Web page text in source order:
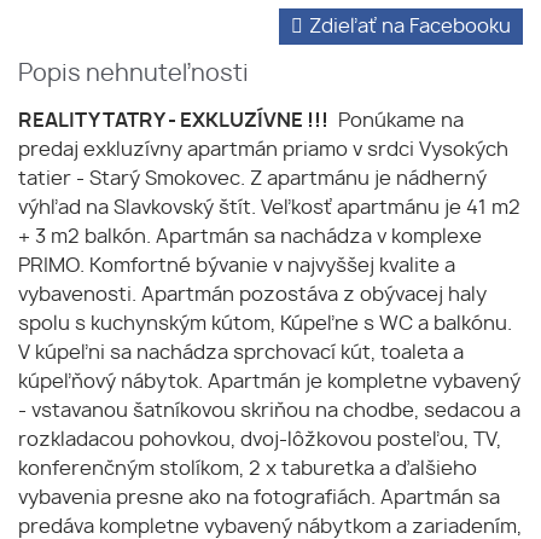
Popis nehnuteľnosti
Zdieľať na Facebooku
REALITY TATRY - EXKLUZÍVNE !!!
Ponúkame na
predaj exkluzívny apartmán priamo v srdci Vysokých
tatier - Starý Smokovec. Z apartmánu je nádherný
výhľad na Slavkovský štít. Veľkosť apartmánu je 41 m2
+ 3 m2 balkón. Apartmán sa nachádza v komplexe
PRIMO. Komfortné bývanie v najvyššej kvalite a
vybavenosti. Apartmán pozostáva z obývacej haly
spolu s kuchynským kútom, Kúpeľne s WC a balkónu.
V kúpeľni sa nachádza sprchovací kút, toaleta a
kúpeľňový nábytok. Apartmán je kompletne vybavený
- vstavanou šatníkovou skriňou na chodbe, sedacou a
rozkladacou pohovkou, dvoj-lôžkovou posteľou, TV,
konferenčným stolíkom, 2 x taburetka a ďalšieho
vybavenia presne ako na fotografiách. Apartmán sa
predáva kompletne vybavený nábytkom a zariadením,